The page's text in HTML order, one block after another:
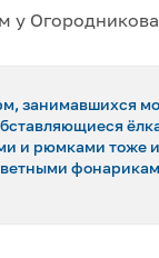
у
занимавшихся
и рюмками тоже